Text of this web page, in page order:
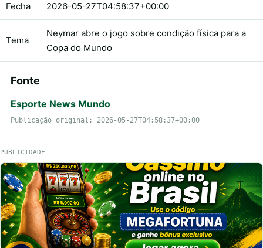
Fecha 2026-05-27T04:58:37+00:00
Tema
Neymar abre o jogo sobre condição física para a
Copa do Mundo
Fonte
Esporte News Mundo
Publicação original: 2026-05-27T04:58:37+00:00
PUBLICIDADE